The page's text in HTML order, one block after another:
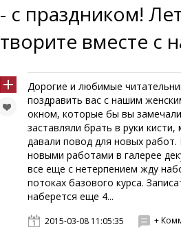
- с праздником!
творите вместе с
Дорогие и любимые
поздравить вас с нашим
окном, которые бы вы
заставляли брать в руки
давали повод для новых
новыми работами в галерее
все еще с нетерпением жду
потоках базового курса.
наберется еще 4...
2015-03-08 11:05:35 +